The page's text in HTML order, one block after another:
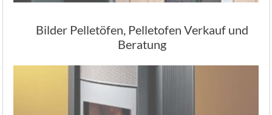
Bilder Pelletöfen, Pelletofen Verkauf und
Beratung